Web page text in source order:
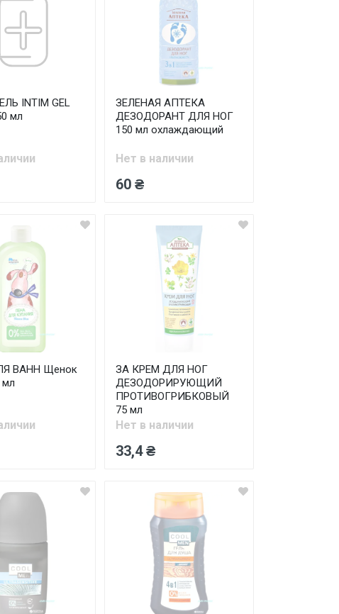
INTIM GEL
мл
ЗЕЛЕНАЯ АПТЕКА
ДЕЗОДОРАНТ ДЛЯ НОГ
150 мл охлаждающий
Нет в наличии
60 ₴
ВАНН Щенок
ЗА КРЕМ ДЛЯ НОГ
ДЕЗОДОРИРУЮЩИЙ
ПРОТИВОГРИБКОВЫЙ
75 мл
Нет в наличии
33,4 ₴